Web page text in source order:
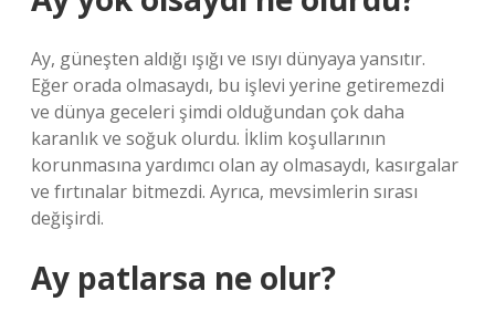
Ay, güneşten aldığı ışığı ve ısıyı dünyaya yansıtır.
Eğer orada olmasaydı, bu işlevi yerine getiremezdi
ve dünya geceleri şimdi olduğundan çok daha
karanlık ve soğuk olurdu. İklim koşullarının
korunmasına yardımcı olan ay olmasaydı, kasırgalar
ve fırtınalar bitmezdi. Ayrıca, mevsimlerin sırası
değişirdi.
Ay patlarsa ne olur?